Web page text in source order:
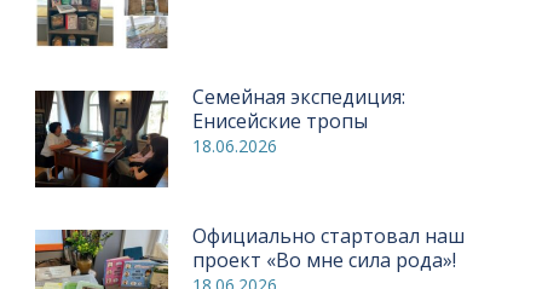
Семейная экспедиция:
Енисейские тропы
18.06.2026
Официально стартовал наш
проект «Во мне сила рода»!